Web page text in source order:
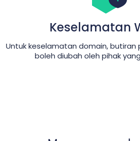
Keselamatan
Untuk keselamatan domain, butiran
boleh diubah oleh pihak